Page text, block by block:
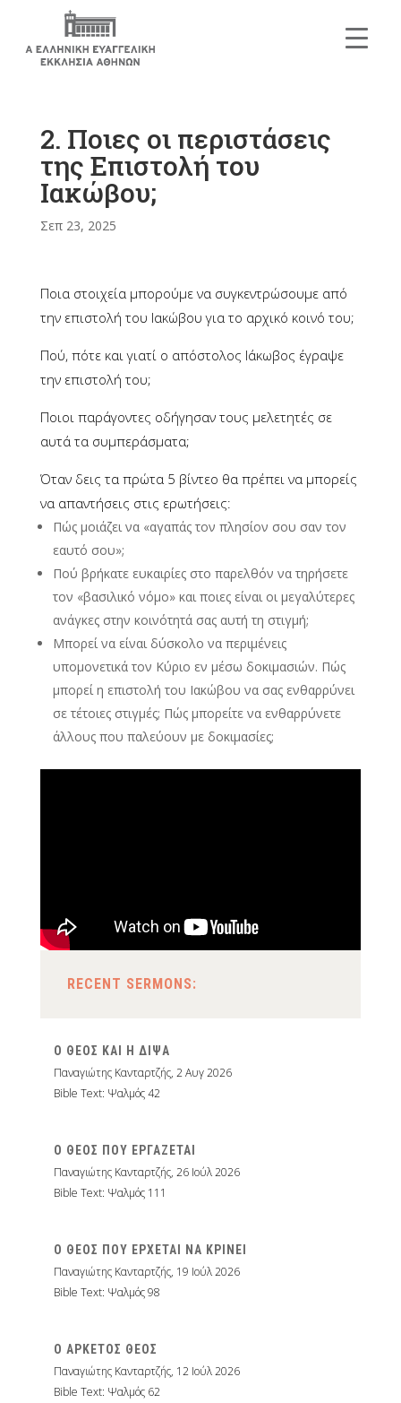
2. Ποιες οι περιστάσεις
της Επιστολή του
Ιακώβου;
Σεπ 23, 2025
Ποια στοιχεία μπορούμε να συγκεντρώσουμε από
την επιστολή του Ιακώβου για το αρχικό κοινό του;
Πού, πότε και γιατί ο απόστολος Ιάκωβος έγραψε
την επιστολή του;
Ποιοι παράγοντες οδήγησαν τους μελετητές σε
αυτά τα συμπεράσματα;
Όταν δεις τα πρώτα 5 βίντεο θα πρέπει να μπορείς
να απαντήσεις στις ερωτήσεις:
Πώς μοιάζει να «αγαπάς τον πλησίον σου σαν τον
εαυτό σου»;
Πού βρήκατε ευκαιρίες στο παρελθόν να τηρήσετε
τον «βασιλικό νόμο» και ποιες είναι οι μεγαλύτερες
ανάγκες στην κοινότητά σας αυτή τη στιγμή;
Μπορεί να είναι δύσκολο να περιμένεις
υπομονετικά τον Κύριο εν μέσω δοκιμασιών. Πώς
μπορεί η επιστολή του Ιακώβου να σας ενθαρρύνει
σε τέτοιες στιγμές; Πώς μπορείτε να ενθαρρύνετε
άλλους που παλεύουν με δοκιμασίες;
RECENT SERMONS:
Ο ΘΕΟΣ ΚΑΙ Η ΔΙΨΑ
Παναγιώτης Κανταρτζής, 2 Αυγ 2026
Bible Text: Ψαλμός 42
Ο ΘΕΟΣ ΠΟΥ ΕΡΓΑΖΕΤΑΙ
Παναγιώτης Κανταρτζής, 26 Ιούλ 2026
Bible Text: Ψαλμός 111
Ο ΘΕΟΣ ΠΟΥ ΕΡΧΕΤΑΙ ΝΑ ΚΡΙΝΕΙ
Παναγιώτης Κανταρτζής, 19 Ιούλ 2026
Bible Text: Ψαλμός 98
Ο ΑΡΚΕΤΟΣ ΘΕΟΣ
Παναγιώτης Κανταρτζής, 12 Ιούλ 2026
Bible Text: Ψαλμός 62